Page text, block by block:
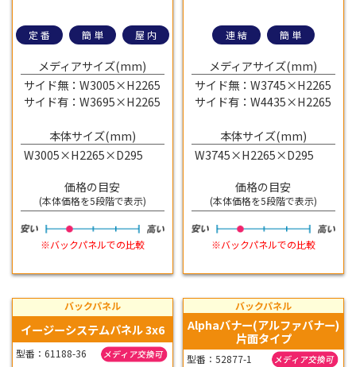
定番 簡単 屋内
メディアサイズ(mm)
サイド無：W3005×H2265
サイド有：W3695×H2265
本体サイズ(mm)
W3005×H2265×D295
価格の目安
(本体価格を5段階で表示)
※バックパネルでの比較
連結 簡単
メディアサイズ(mm)
サイド無：W3745×H2265
サイド有：W4435×H2265
本体サイズ(mm)
W3745×H2265×D295
価格の目安
(本体価格を5段階で表示)
※バックパネルでの比較
バックパネル
イージーシステムパネル 3x6
型番：61188-36
バックパネル
Alphaバナー(アルファバナー)
片面タイプ
型番：52877-1